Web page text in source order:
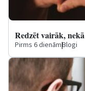
Redzēt vairāk,
Pirms 6 dienām|Blogi